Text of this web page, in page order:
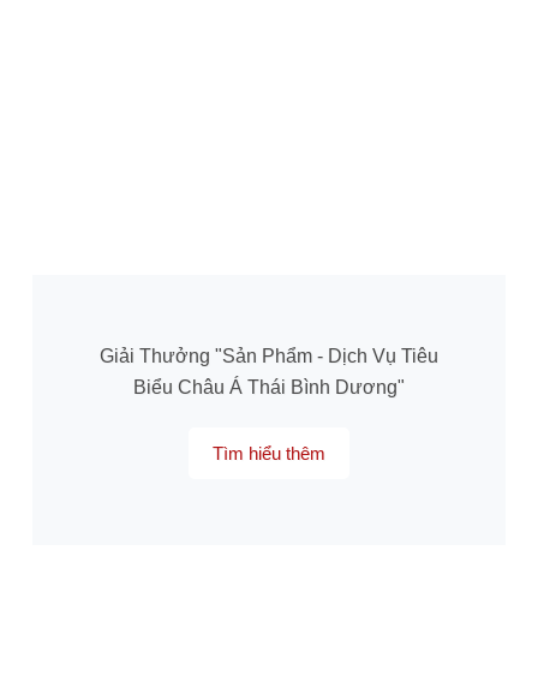
Giải Thưởng "Sản Phẩm - Dịch Vụ Tiêu
Biểu Châu Á Thái Bình Dương"
Tìm hiểu thêm